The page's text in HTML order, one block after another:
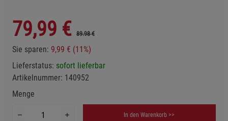
79,99 € 89.98 €
Sie sparen: 9,99 € (11%)
Lieferstatus: sofort lieferbar
Artikelnummer: 140952
Menge
In den Warenkorb >>